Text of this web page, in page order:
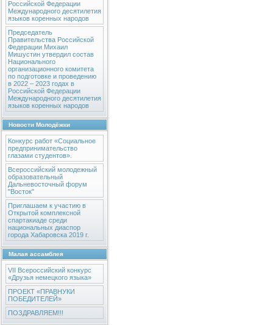
Российской Федерации
Международного десятилетия
языков коренных народов
Председатель
Правительства Российской
Федерации Михаил
Мишустин утвердил состав
Национального
организационного комитета
по подготовке и проведению
в 2022 – 2023 годах в
Российской Федерации
Международного десятилетия
языков коренных народов
Новости Молодёжки
Конкурс работ «Социальное
предпринимательство
глазами студентов».
Всероссийский молодежный
образовательный
Дальневосточный форум
"Восток"
Приглашаем к участию в
Открытой комплексной
спартакиаде среди
национальных диаспор
города Хабаровска 2019 г.
Малая ассамблея
VII Всероссийский конкурс
«Друзья немецкого языка»
ПРОЕКТ «ПРАВНУКИ
ПОБЕДИТЕЛЕЙ»
ПОЗДРАВЛЯЕМ!!!